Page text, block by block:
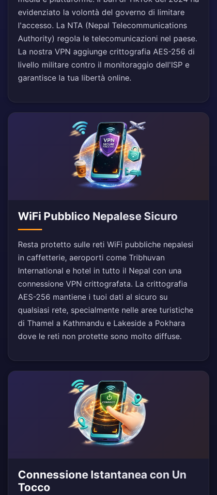
evidenziato la volontà del governo di limitare
l'accesso. La NTA (Nepal Telecommunications
Authority) regola le telecomunicazioni nel paese.
La nostra VPN aggiunge crittografia AES-256 di
livello militare contro il monitoraggio dell'ISP e
garantisce la tua libertà online.
WiFi Pubblico Nepalese Sicuro
Resta protetto sulle reti WiFi pubbliche nepalesi
in caffetterie, aeroporti come Tribhuvan
International e hotel in tutto il Nepal con una
connessione VPN crittografata. La crittografia
AES-256 mantiene i tuoi dati al sicuro su
qualsiasi rete, specialmente nelle aree turistiche
di Thamel a Kathmandu e Lakeside a Pokhara
dove le reti non protette sono molto diffuse.
Connessione Istantanea con Un
Tocco